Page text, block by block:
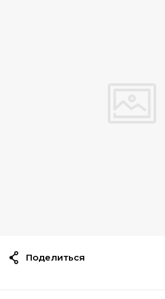
Поделиться